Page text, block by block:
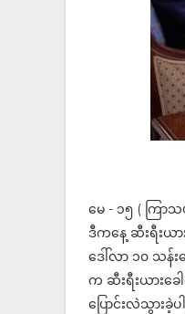
မေ - ၁၅ ( ကြာသ
ဒီကနေ့ ဆီးရီးယ
ဒေါ်လာ ၁၀ သ
က ဆီးရီးယားခ
ပြောင်းလဲသွားခဲ့ပါ